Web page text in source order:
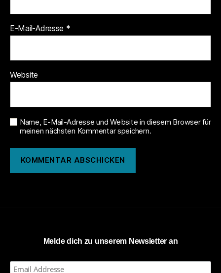
E-Mail-Adresse *
Website
Name, E-Mail-Adresse und Website in diesem Browser für
meinen nächsten Kommentar speichern.
Melde dich zu unserem Newsletter an